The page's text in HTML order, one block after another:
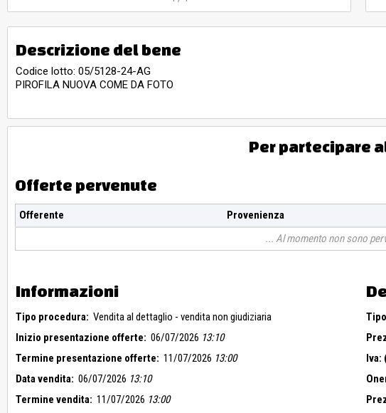
Descrizione del bene
Codice lotto: 05/5128-24-AG
PIROFILA NUOVA COME DA FOTO
Per partecipare
Offerte pervenute
Offerente Provenienza
Al momento non sono
Informazioni
Tipo procedura: Vendita al dettaglio - vendita non giudiziaria
Inizio presentazione offerte: 06/07/2026 13:10
Termine presentazione offerte: 11/07/2026 13:00
Data vendita: 06/07/2026 13:10
Termine vendita: 11/07/2026 13:00
Iva: